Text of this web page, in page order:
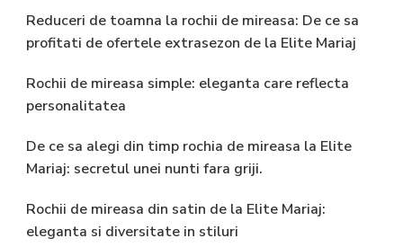
Reduceri de toamna la rochii de mireasa: De ce sa
profitati de ofertele extrasezon de la Elite Mariaj
Rochii de mireasa simple: eleganta care reflecta
personalitatea
De ce sa alegi din timp rochia de mireasa la Elite
Mariaj: secretul unei nunti fara griji.
Rochii de mireasa din satin de la Elite Mariaj:
eleganta si diversitate in stiluri